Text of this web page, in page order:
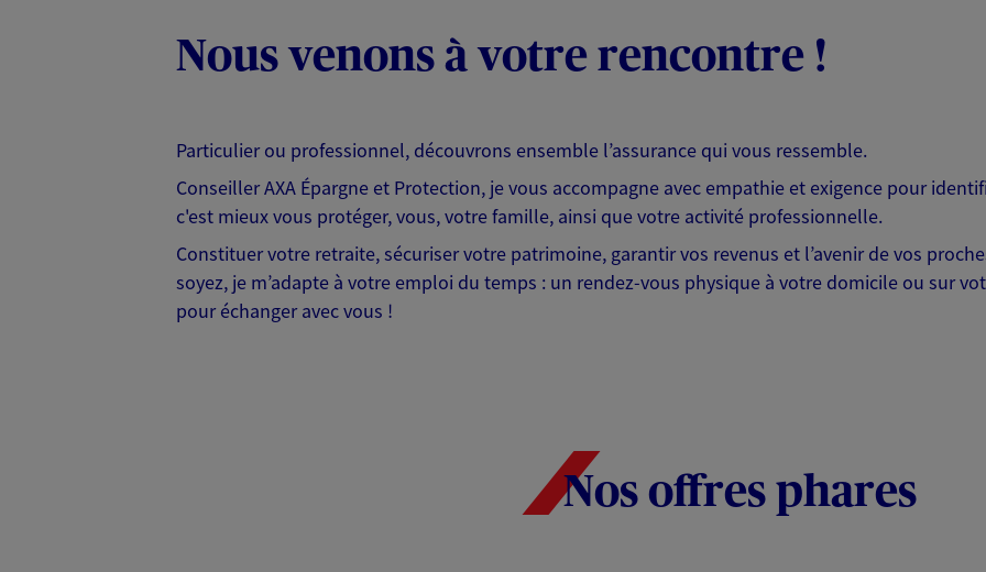
Nous venons à votre rencontre !
Particulier ou professionnel, découvrons ensemble l’assurance qui vous ressemble.
Conseiller AXA Épargne et Protection, je vous accompagne avec empathie et exigence pour
c'est mieux vous protéger, vous, votre famille, ainsi que votre activité professionnelle.
Constituer votre retraite, sécuriser votre patrimoine, garantir vos revenus et l’avenir de vos
soyez, je m’adapte à votre emploi du temps : un rendez-vous physique à votre domicile ou sur
pour échanger avec vous !
Nos offres phares